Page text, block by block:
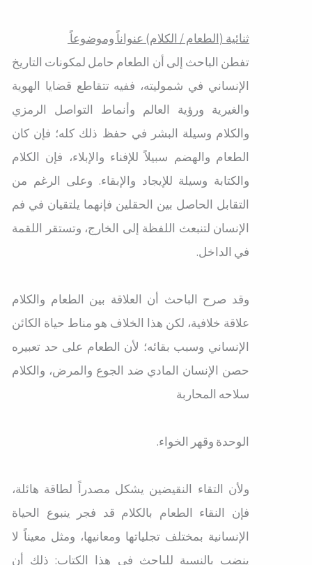
ثنائية (الطعام / الكلام) عنواناً وموضوعاً
تفطن الباحث إلى أن الطعام حامل لمكونات التاريخ
الإنساني في شموليته، ففيه تتقاطع قضايا الهوية
والغيرية ورؤية العالم وأنماط التواصل الرمزي
والكلام وسيلة البشر في حفظ ذلك كله؛ فإن كان
الطعام والهضم سبيلاً للإفناء والإبلاء، فإن الكلام
والكتابة وسيلة للإيجاد والإبقاء. وعلى الرغم من
التقابل الحاصل بين الحقلين فإنهما يلتقيان في فم
الإنسان لتنبعث اللفظة إلى الخارج، وتستقر اللقمة
في الداخل.
وقد صرح الباحث أن العلاقة بين الطعام والكلام
علاقة خلافية، لكن هذا الخلاف هو مناط حياة الكائن
الإنساني وسبب بقائه؛ لأن الطعام على حد تعبيره
حصن الإنسان المادي ضد الجوع والمرض، والكلام
سلاحه المحاربة
الوحدة وقهر الخواء.
ولأن التقاء النقيضين يشكل مصدراً لطاقة هائلة،
فإن النقاء الطعام بالكلام قد فجر ينبوع الحياة
الإنسانية بمختلف تجلياتها ومعانيها، ومثل معيناً لا
ينضب بالنسبة للباحث في هذا الكتاب: ذلك أن